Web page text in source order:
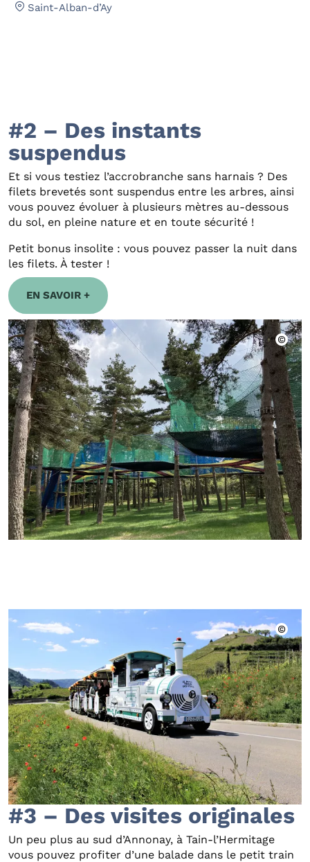
Saint-Alban-d’Ay
#2 – Des instants
suspendus
Et si vous testiez l’accrobranche sans harnais ? Des
filets brevetés sont suspendus entre les arbres, ainsi
vous pouvez évoluer à plusieurs mètres au-dessous
du sol, en pleine nature et en toute sécurité !
Petit bonus insolite : vous pouvez passer la nuit dans
les filets. À tester !
EN SAVOIR +
#3 – Des visites originales
Un peu plus au sud d’Annonay, à Tain-l’Hermitage
vous pouvez profiter d’une balade dans le petit train